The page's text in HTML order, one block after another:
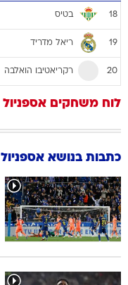
18 בטיס
19 ריאל מדריד
20 רקריאטיבו הואלבה
לוח משחקים אספניול
כתבות בנושא אספניול